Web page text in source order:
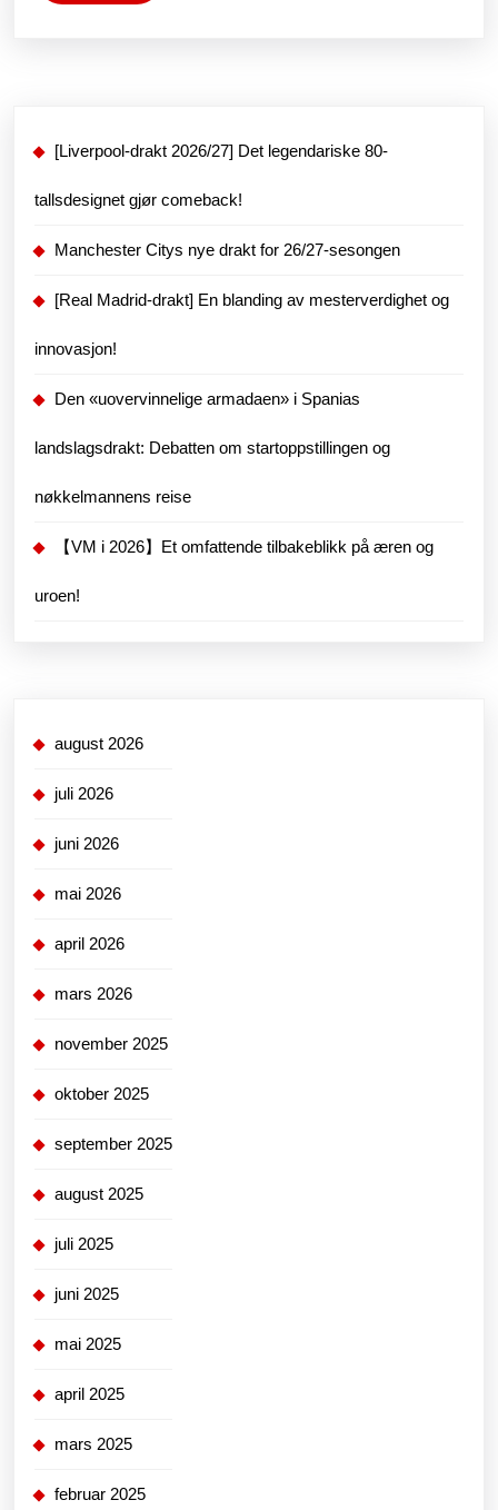
Postecoglu
og
komme
seg?
[Liverpool-drakt 2026/27] Det legendariske 80-
tallsdesignet gjør comeback!
Manchester Citys nye drakt for 26/27-sesongen
[Real Madrid-drakt] En blanding av mesterverdighet og
innovasjon!
Den «uovervinnelige armadaen» i Spanias
landslagsdrakt: Debatten om startoppstillingen og
nøkkelmannens reise
【VM i 2026】Et omfattende tilbakeblikk på æren og
uroen!
august 2026
juli 2026
juni 2026
mai 2026
april 2026
mars 2026
november 2025
oktober 2025
september 2025
august 2025
juli 2025
juni 2025
mai 2025
april 2025
mars 2025
februar 2025